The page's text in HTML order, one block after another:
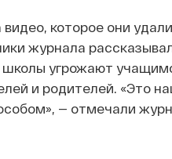
которое они
журнала
школы угрожают
и родителей. «Это
— отмечали